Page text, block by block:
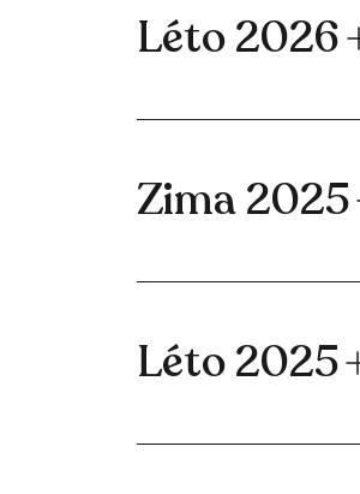
Léto 2026
Zima 2025
Léto 2025